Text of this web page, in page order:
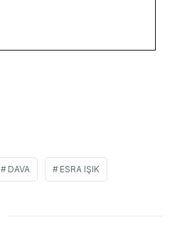
DAVA ESRA IŞIK